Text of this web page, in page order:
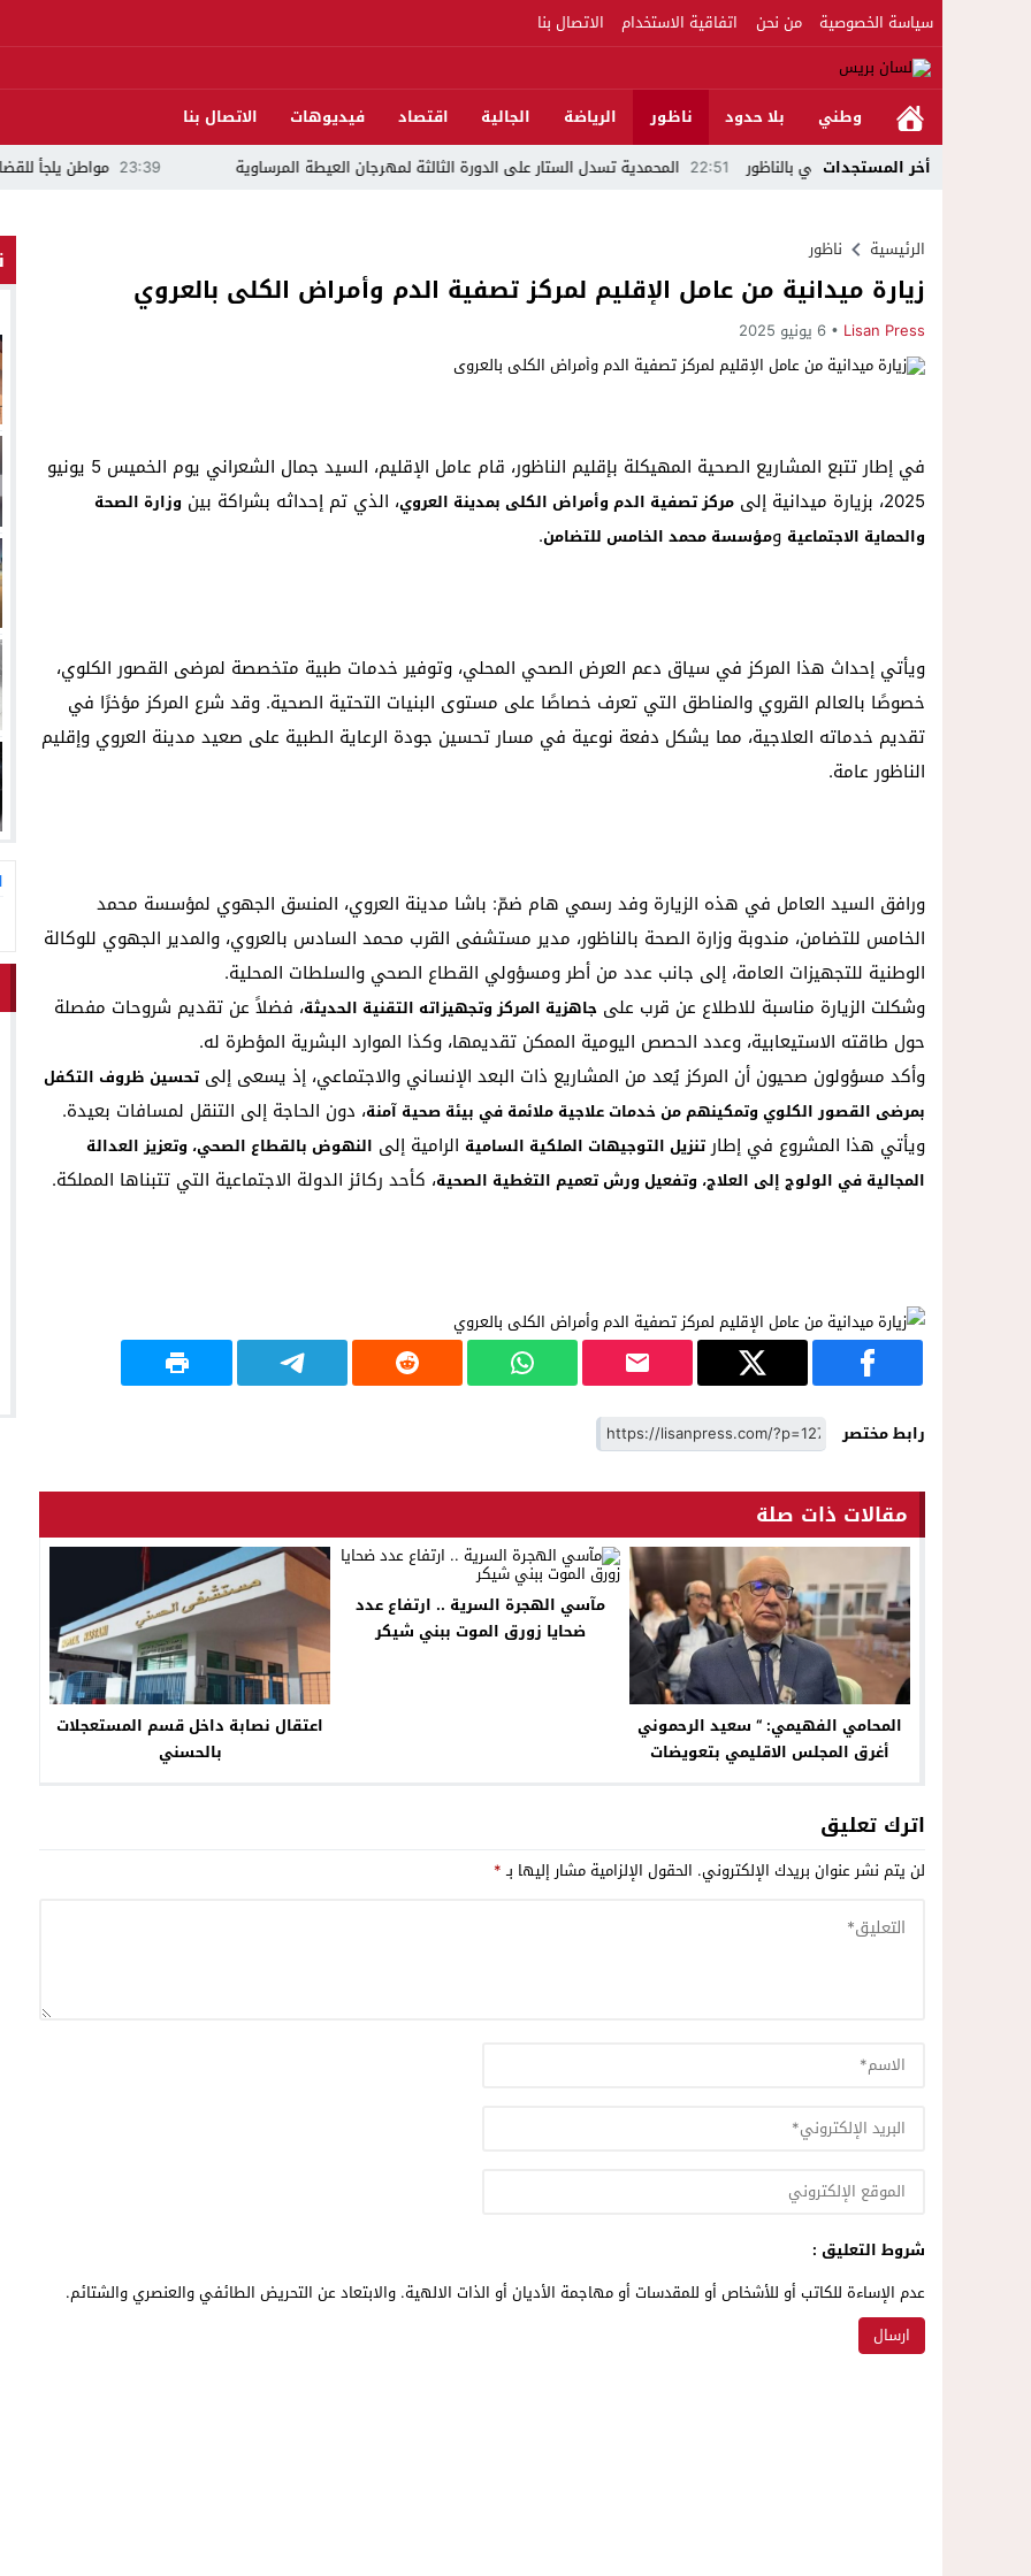
سياسة الخصوصية من نحن اتفاقية الاستخدام الاتصال بنا
وطني بلا حدود ناظور الرياضة الجالية اقتصاد فيديوهات
الاتصال بنا
أخر المستجدات
مواطن يلجأ للقضاء ويتهم 22:51 المحمدية تسدل الستار على الدورة الثالثة لمهرجان العيطة المرساوية
الرئيسية ناظور
زيارة ميدانية من عامل الإقليم لمركز تصفية الدم وأمراض الكلى بالعروي
Lisan Press 6 يونيو 2025
في إطار تتبع المشاريع الصحية المهيكلة بإقليم الناظور، قام عامل الإقليم، السيد جمال الشعراني يوم الخميس 5 يونيو
2025، بزيارة ميدانية إلى
مركز تصفية الدم وأمراض الكلى بمدينة العروي، الذي تم إحداثه بشراكة بين وزارة الصحة
والحماية الاجتماعية ومؤسسة محمد الخامس للتضامن.
ويأتي إحداث هذا المركز في سياق دعم العرض الصحي المحلي، وتوفير خدمات طبية متخصصة لمرضى القصور الكلوي،
خصوصًا بالعالم القروي والمناطق التي تعرف خصاصًا على مستوى البنيات التحتية الصحية. وقد شرع المركز مؤخرًا في
تقديم خدماته العلاجية، مما يشكل دفعة نوعية في مسار تحسين جودة الرعاية الطبية على صعيد مدينة العروي وإقليم
الناظور عامة.
ورافق السيد العامل في هذه الزيارة وفد رسمي هام ضمّ: باشا مدينة العروي، المنسق الجهوي لمؤسسة محمد
الخامس للتضامن، مندوبة وزارة الصحة بالناظور، مدير مستشفى القرب محمد السادس بالعروي، والمدير الجهوي للوكالة
الوطنية للتجهيزات العامة، إلى جانب عدد من أطر ومسؤولي القطاع الصحي والسلطات المحلية.
وشكلت الزيارة مناسبة للاطلاع عن قرب على جاهزية المركز وتجهيزاته التقنية الحديثة، فضلاً عن تقديم شروحات مفصلة
حول طاقته الاستيعابية، وعدد الحصص اليومية الممكن تقديمها، وكذا الموارد البشرية المؤطرة له.
وأكد مسؤولون صحيون أن المركز يُعد من المشاريع ذات البعد الإنساني والاجتماعي، إذ يسعى إلى تحسين ظروف التكفل
بمرضى القصور الكلوي وتمكينهم من خدمات علاجية ملائمة في بيئة صحية آمنة، دون الحاجة إلى التنقل لمسافات بعيدة.
ويأتي هذا المشروع في إطارتنزيل التوجيهات الملكية السامية الرامية إلى النهوض بالقطاع الصحي، وتعزيز العدالة
المجالية في الولوج إلى العلاج، وتفعيل ورش تعميم التغطية الصحية، كأحد ركائز الدولة الاجتماعية التي تتبناها المملكة.
رابط مختصر
مقالات ذات صلة
المحامي الفهيمي: “ سعيد الرحموني
أغرق المجلس الاقليمي بتعويضات
مآسي الهجرة السرية .. ارتفاع عدد
ضحايا زورق الموت ببني شيكر
اعتقال نصابة داخل قسم المستعجلات
بالحسني
اترك تعليق
لن يتم نشر عنوان بريدك الإلكتروني. الحقول الإلزامية مشار إليها بـ*
شروط التعليق :
عدم الإساءة للكاتب أو للأشخاص أو للمقدسات أو مهاجمة الأديان أو الذات الالهية. والابتعاد عن التحريض الطائفي والعنصري والشتائم.